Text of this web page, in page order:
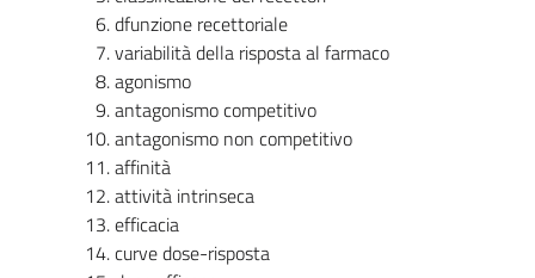
dfunzione recettoriale
variabilità della risposta al farmaco
agonismo
antagonismo competitivo
antagonismo non competitivo
affinità
attività intrinseca
efficacia
curve dose-risposta